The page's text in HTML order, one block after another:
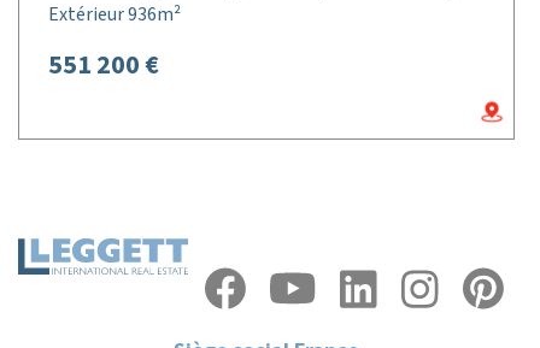
Extérieur 936m²
551 200 €